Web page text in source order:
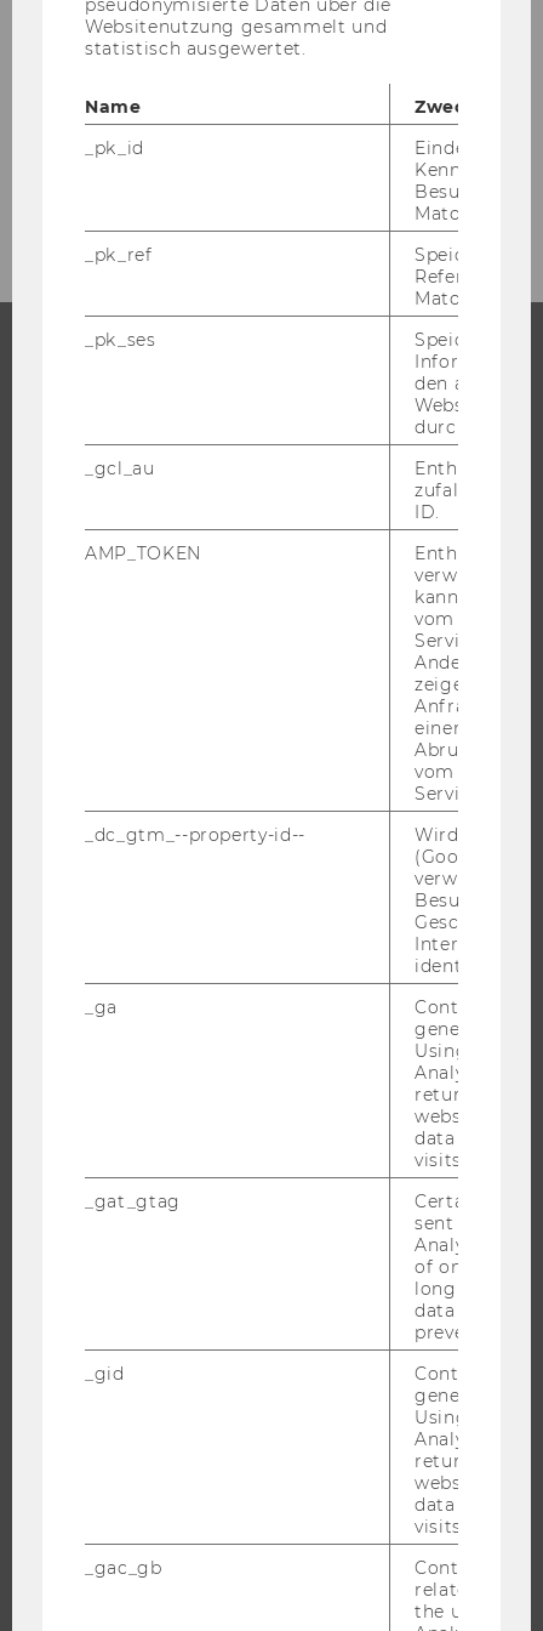
Presseaussendungen
BACHELOR
INTERNATIONALE UND INCOMING EXCHANGE STUDIERENDE
ANGEBOTE FÜR SCHULEN UND STUDIENINTERESSIERTE
ORGANISATION DER FORSCHUNG
ÜBER DIE WU
EVENTS ARCHIV
pseudonymisierte Daten über die
Websitenutzung gesammelt und
statistisch ausgewertet.
Name
Zweck
_pk_id
Eindeutige
Besuchers
Matomo.
_pk_ref
Speicherung
Referrers
Matomo.
_pk_ses
Speicherung
den aktuellen
durch
_gcl_au
Enthält eine
ID.
AMP_TOKEN
Enthält ein
verwendet
kann, um
vom AMP-
Service
Andere
zeigen Opt-
Anfrage im
einen Fehler
Abrufen
vom AMP
Service an.
_dc_gtm_--property-id--
Wird von
(Google Tag
verwendet,
Besucher
Geschlecht
Interessen zu
identifizieren.
_ga
Contains a
generated
Using this
Analytics can
returning
website and
data from
visits.
_gat_gtag
Certain data
sent to
Analytics a
of once per
long as it is
data
prevented.
_gid
Contains a
generated
Using this
Analytics can
returning
website and
data from
visits.
_gac_gb
Contains
related
the user. If